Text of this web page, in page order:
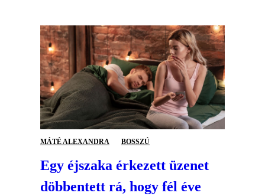
MÁTÉ ALEXANDRA BOSSZÚ
Egy éjszaka érkezett üzenet
döbbentett rá, hogy fél éve